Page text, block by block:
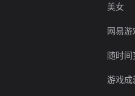
美女
网易游
随时间
游戏成